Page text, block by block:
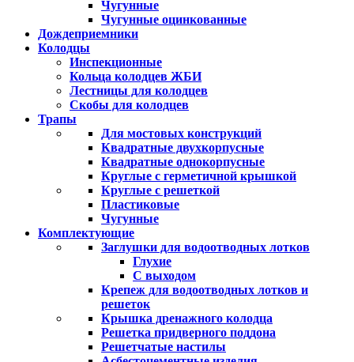
Чугунные
Чугунные оцинкованные
Дождеприемники
Колодцы
Инспекционные
Кольца колодцев ЖБИ
Лестницы для колодцев
Скобы для колодцев
Трапы
Для мостовых конструкций
Квадратные двухкорпусные
Квадратные однокорпусные
Круглые с герметичной крышкой
Круглые с решеткой
Пластиковые
Чугунные
Комплектующие
Заглушки для водоотводных лотков
Глухие
С выходом
Крепеж для водоотводных лотков и
решеток
Крышка дренажного колодца
Решетка придверного поддона
Решетчатые настилы